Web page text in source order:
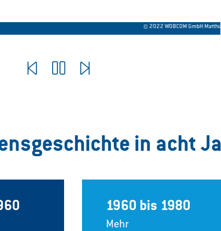
© 2022 WOBCOM GmbH Matthias Leitzke
Pause
in acht
1960 bis 1980
Mehr